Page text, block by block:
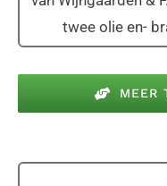
twee olie en-
MEER